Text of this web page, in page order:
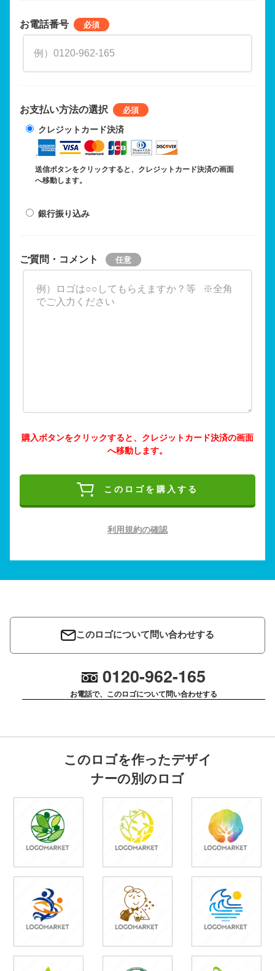
お電話番号
お支払い方法の選択
クレジットカード決済
送信ボタンをクリックすると、クレジットカード決済の画面
へ移動します。
銀行振り込み
ご質問・コメント
購入ボタンをクリックすると、クレジットカード決済の画面
へ移動します。
このロゴを購入する
利用規約の確認
このロゴについて問い合わせする
0120-962-165
お電話で、このロゴについて問い合わせする
このロゴを作ったデザイ
ナーの別のロゴ